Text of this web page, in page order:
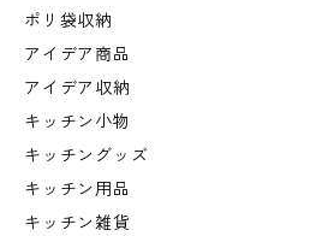
ポリ袋収納
アイデア商品
アイデア収納
キッチン小物
キッチングッズ
キッチン用品
キッチン雑貨